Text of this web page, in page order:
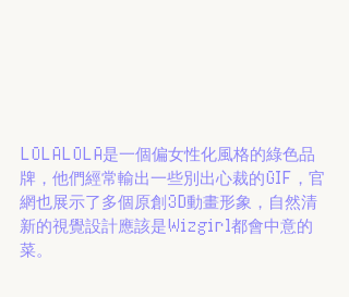
LOLALOLA是一個偏女性化風格的綠色品
牌，他們經常輸出一些別出心裁的GIF，官
網也展示了多個原創3D動畫形象，自然清
新的視覺設計應該是Wizgirl都會中意的
菜。